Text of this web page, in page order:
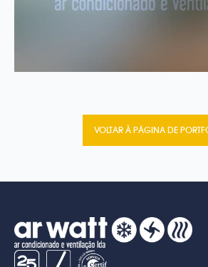
VOLTAR À PÁGINA DE